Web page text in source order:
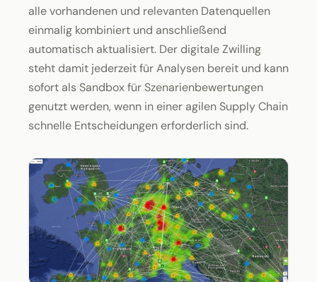
alle vorhandenen und relevanten Datenquellen
einmalig kombiniert und anschließend
automatisch aktualisiert. Der digitale Zwilling
steht damit jederzeit für Analysen bereit und kann
sofort als Sandbox für Szenarien­bewertungen
genutzt werden, wenn in einer agilen Supply Chain
schnelle Entscheidungen erforderlich sind.